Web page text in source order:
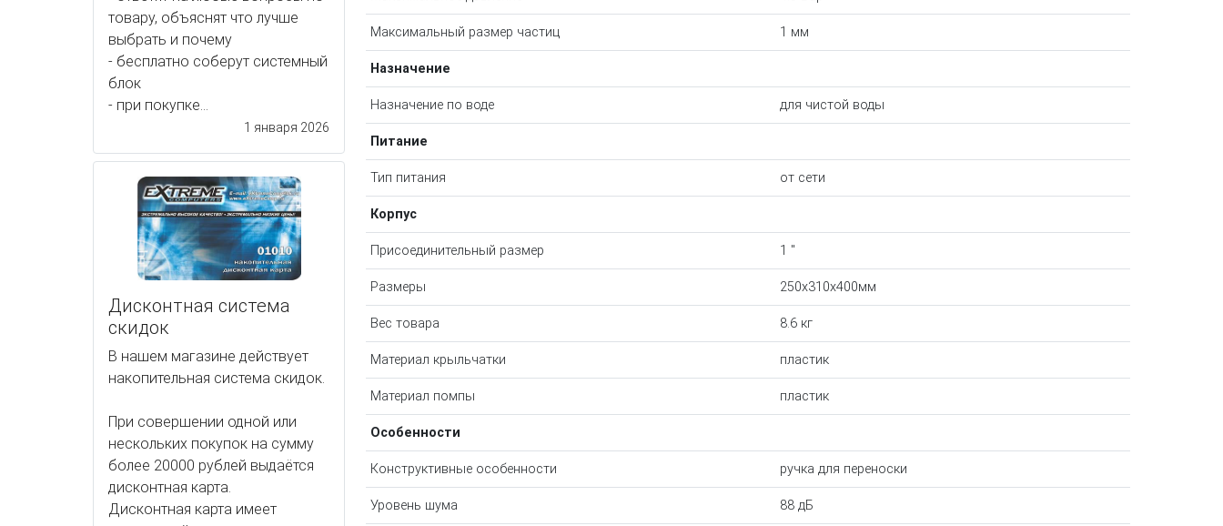
товару, объяснят что лучше
выбрать и почему
- бесплатно соберут системный
блок
- при покупке...
1 января 2026
Дисконтная система
скидок
В нашем магазине действует
накопительная система скидок.
При совершении одной или
нескольких покупок на сумму
более 20000 рублей выдаётся
дисконтная карта.
Дисконтная карта имеет
Максимальный размер частиц 1 мм
Назначение
Назначение по воде для чистой воды
Питание
Тип питания от сети
Корпус
Присоединительный размер 1 "
Размеры 250x310x400мм
Вес товара 8.6 кг
Материал крыльчатки пластик
Материал помпы пластик
Особенности
Конструктивные особенности ручка для переноски
Уровень шума 88 дБ